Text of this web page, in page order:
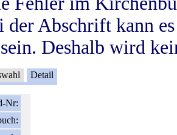
der Abschrift kann
Deshalb wird
Detail
Nr: